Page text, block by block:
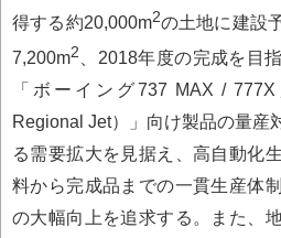
得する約20,000m2の土地に建設
7,200m2
、2018年度の完成を目
「ボーイング737 MAX /
Regional Jet）」向け製品の量産
る需要拡大を見据え、高自動化
料から完成品までの一貫生産体
の大幅向上を追求する。また、